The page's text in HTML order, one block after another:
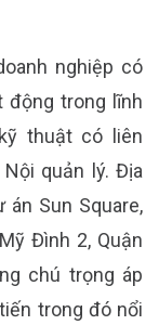
nghiệp có
động trong lĩnh
thuật có liên
Nội quản lý. Địa
Sun Square,
Đình 2, Quận
chú trọng áp
trong đó nổi